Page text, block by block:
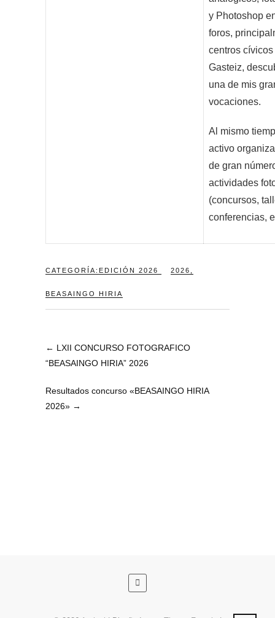
y Photoshop
foros,
centros
Gasteiz,
una de mis
vocaciones.
Al mismo
activo
de gran
actividades
(concursos,
conferencias,
CATEGORÍA: EDICIÓN 2026 2026
BEASAINGO HIRIA
← LXII CONCURSO FOTOGRAFICO
“BEASAINGO HIRIA” 2026
Resultados concurso «BEASAINGO HIRIA
2026» →